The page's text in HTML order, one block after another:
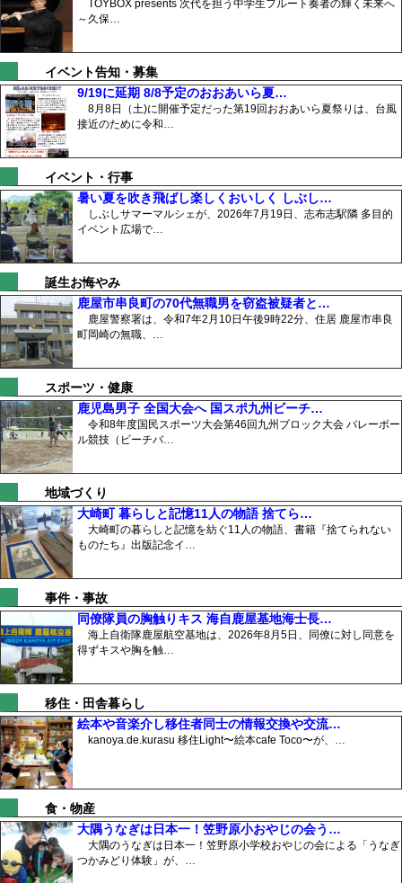
TOYBOX presents 次代を担う中学生フルート奏者の輝く未来へ
～久保…
イベント告知・募集
9/19に延期 8/8予定のおおあいら夏…
8月8日（土)に開催予定だった第19回おおあいら夏祭りは、台風
接近のために令和…
イベント・行事
暑い夏を吹き飛ばし楽しくおいしく しぶし…
しぶしサマーマルシェが、2026年7月19日、志布志駅隣 多目的
イベント広場で…
誕生お悔やみ
鹿屋市串良町の70代無職男を窃盗被疑者と…
鹿屋警察署は、令和7年2月10日午後9時22分、住居 鹿屋市串良
町岡崎の無職、…
スポーツ・健康
鹿児島男子 全国大会へ 国スポ九州ビーチ…
令和8年度国民スポーツ大会第46回九州ブロック大会 バレーボー
ル競技（ビーチバ…
地域づくり
大崎町 暮らしと記憶11人の物語 捨てら…
大崎町の暮らしと記憶を紡ぐ11人の物語、書籍『捨てられない
ものたち』出版記念イ…
事件・事故
同僚隊員の胸触りキス 海自鹿屋基地海士長…
海上自衛隊鹿屋航空基地は、2026年8月5日、同僚に対し同意を
得ずキスや胸を触…
移住・田舎暮らし
絵本や音楽介し移住者同士の情報交換や交流…
kanoya.de.kurasu 移住Light〜絵本cafe Toco〜が、…
食・物産
大隅うなぎは日本一！笠野原小おやじの会う…
大隅のうなぎは日本一！笠野原小学校おやじの会による「うなぎ
つかみどり体験」が、…